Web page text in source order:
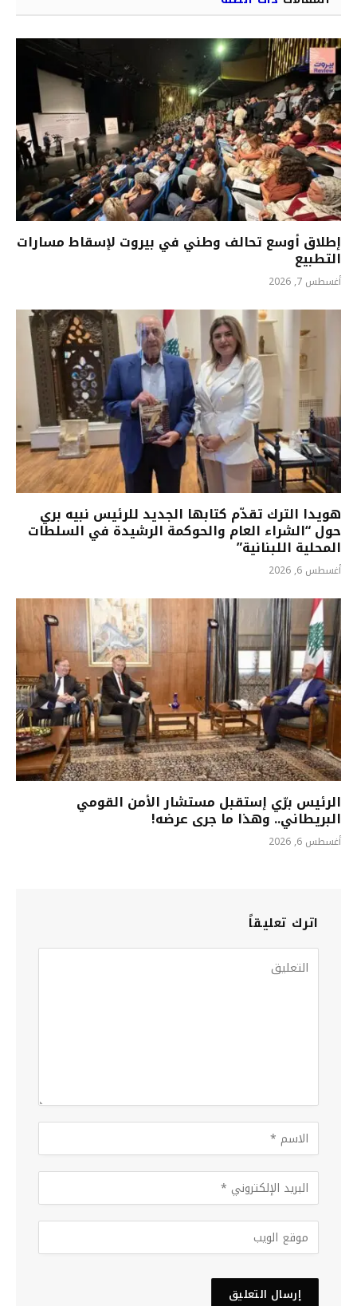
إطلاق أوسع تحالف وطني في بيروت لإسقاط مسارات
التطبيع
أغسطس 7, 2026
هويدا الترك تقدّم كتابها الجديد للرئيس نبيه بري
حول “الشراء العام والحوكمة الرشيدة في السلطات
المحلية اللبنانية”
أغسطس 6, 2026
الرئيس برّي إستقبل مستشار الأمن القومي
البريطاني.. وهذا ما جرى عرضه!
أغسطس 6, 2026
اترك تعليقاً